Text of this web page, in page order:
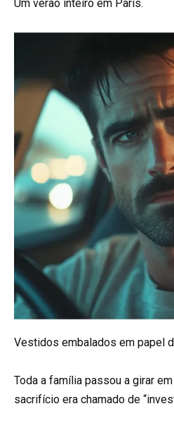
Um verão inteiro em Paris.
Vestidos embalados em papel
Toda a família passou a girar
sacrifício era chamado de